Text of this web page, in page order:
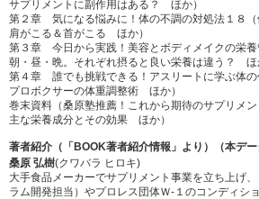
サプリメントに副作用はある？ ほか）
第２章 気になる悩みに！体の不調の対処法１８（
肩がこる＆首がこる ほか）
第３章 今日から実践！美容とボディメイクの栄
朝・昼・晩。それぞれ摂ると良い栄養は違う？ ほ
第４章 誰でも挑戦できる！アスリートに学ぶ体
プロボクサーの体重調整術 ほか）
巻末資料（桑原塾推薦！これから期待のサプリメ
主な栄養成分とその効果 ほか）
著者紹介（「BOOK著者紹介情報」より）（本デ
桑原 弘樹(クワバラ ヒロキ)
大手食品メーカーでサプリメント事業を立ち上げ
ラム開発担当）やプロレス団体Ｗ‐１のコンディ